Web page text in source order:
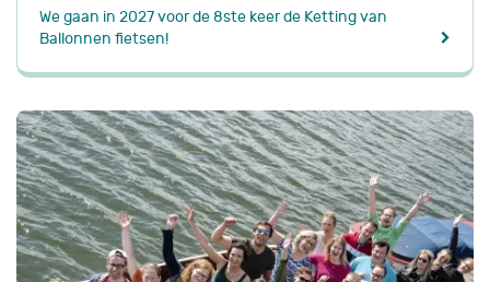
We gaan in 2027 voor de 8ste keer de Ketting van
Ballonnen fietsen!